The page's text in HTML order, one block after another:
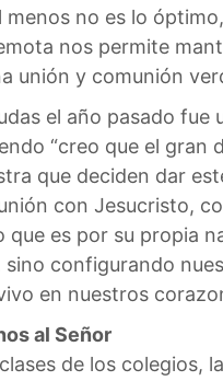
menos no es lo
nos permite
unión y comunión
el año pasado
“creo que el gran
que deciden dar
con Jesucristo,
que es por su propia
sino configurando
en nuestros
al Señor
de los colegios,